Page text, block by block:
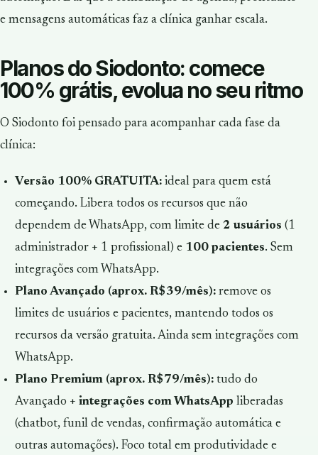
e mensagens automáticas faz a clínica ganhar escala.
Planos do Siodonto: comece
100% grátis, evolua no seu ritmo
O Siodonto foi pensado para acompanhar cada fase da
clínica:
Versão 100% GRATUITA:ideal para quem está
começando. Libera todos os recursos que não
dependem de WhatsApp, com limite de 2 usuários (1
administrador + 1 profissional) e 100 pacientes. Sem
integrações com WhatsApp.
Plano Avançado (aprox. R$39/mês):remove os
limites de usuários e pacientes, mantendo todos os
recursos da versão gratuita. Ainda sem integrações com
WhatsApp.
Plano Premium (aprox. R$79/mês):tudo do
Avançado + integrações com WhatsApp liberadas
(chatbot, funil de vendas, confirmação automática e
outras automações). Foco total em produtividade e